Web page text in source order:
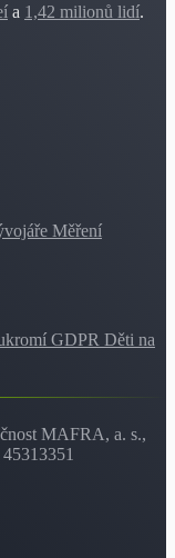
a 1,42 milionů lidí.
Měření
GDPR Děti na
MAFRA, a. s.,